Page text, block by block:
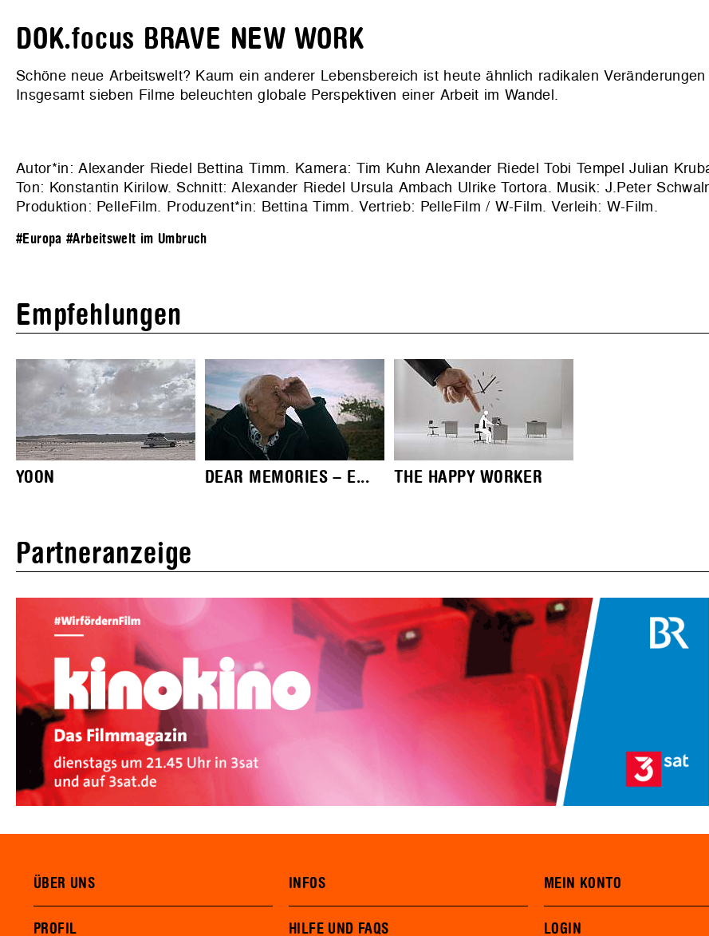
DOK.focus BRAVE NEW WORK
Schöne neue Arbeitswelt? Kaum ein anderer Lebensbereich ist heute ähnlich radikalen
Insgesamt sieben Filme beleuchten globale Perspektiven einer Arbeit im Wandel.
Autor*in: Alexander Riedel Bettina Timm. Kamera: Tim Kuhn Alexander Riedel Tobi Tempel Julian
Ton: Konstantin Kirilow. Schnitt: Alexander Riedel Ursula Ambach Ulrike Tortora. Musik: J.Peter
Produktion: PelleFilm. Produzent*in: Bettina Timm. Vertrieb: PelleFilm / W-Film. Verleih: W-Film.
#Europa #Arbeitswelt im Umbruch
Empfehlungen
YOON DEAR MEMORIES – E... THE HAPPY WORKER
Partneranzeige
ÜBER UNS
PROFIL
INFOS
HILFE UND FAQS
MEIN KONTO
LOGIN